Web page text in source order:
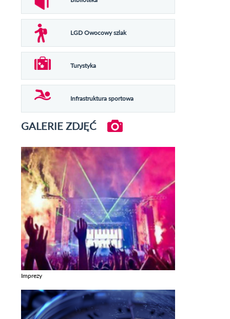
LGD Owocowy szlak
Turystyka
Infrastruktura sportowa
GALERIE ZDJĘĆ
Imprezy